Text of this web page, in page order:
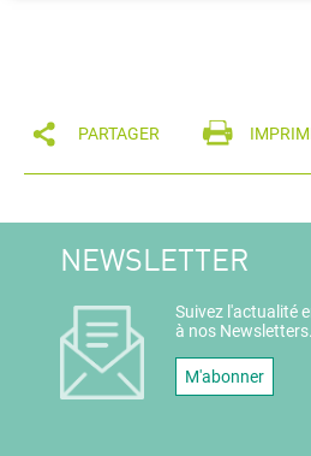
PARTAGER
NEWSLETTER
Suivez l'actualité
à nos Newsletters.
M'abonner